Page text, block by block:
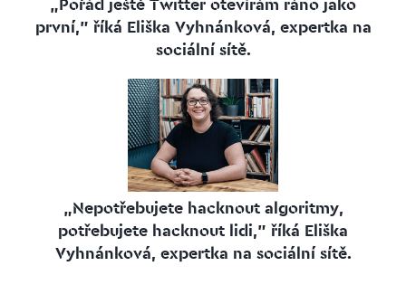
„Pořád ještě Twitter otevírám ráno jako
první,” říká Eliška Vyhnánková, expertka na
sociální sítě.
„Nepotřebujete hacknout algoritmy,
potřebujete hacknout lidi,” říká Eliška
Vyhnánková, expertka na sociální sítě.